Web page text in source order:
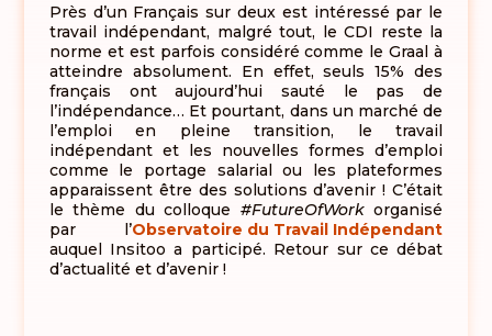
Près d’un Français sur deux est intéressé par le
travail indépendant, malgré tout, le CDI reste la
norme et est parfois considéré comme le Graal à
atteindre absolument. En effet, seuls 15% des
français ont aujourd’hui sauté le pas de
l’indépendance… Et pourtant, dans un marché de
l’emploi en pleine transition, le travail
indépendant et les nouvelles formes d’emploi
comme le portage salarial ou les plateformes
apparaissent être des solutions d’avenir ! C’était
le thème du colloque #FutureOfWorkorganisé
par l’Observatoire du Travail Indépendant
auquel Insitoo a participé. Retour sur ce débat
d’actualité et d’avenir !